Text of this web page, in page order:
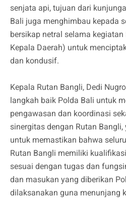
senjata api, tujuan dari
Bali juga menghimbau kepada
bersikap netral selama
Kepala Daerah) untuk
dan kondusif.
Kepala Rutan Bangli, Dedi
langkah baik Polda Bali untuk
pengawasan dan koordinasi
sinergitas dengan Rutan
untuk memastikan bahwa
Rutan Bangli memiliki
sesuai dengan tugas dan
dan masukan yang diberikan
dilaksanakan guna menunjang